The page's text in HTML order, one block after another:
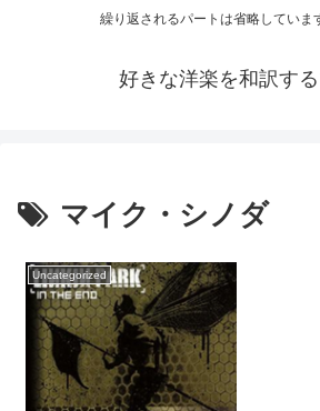
繰り返されるパートは省略していま
好きな洋楽を和訳す
マイク・シノダ
Uncategorized